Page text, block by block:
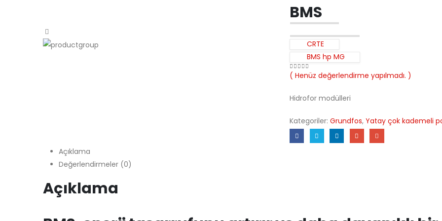
BMS
CRTE
BMS hp MG
0 out of 5
( Henüz değerlendirme yapılmadı. )
Hidrofor modülleri
Kategoriler: Grundfos, Yatay çok kademeli
Açıklama
Değerlendirmeler (0)
Açıklama